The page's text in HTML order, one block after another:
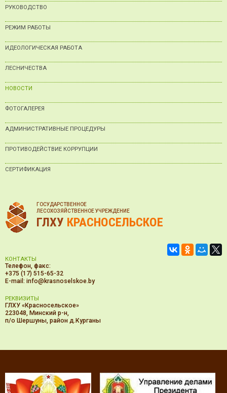
РУКОВОДСТВО
РЕЖИМ РАБОТЫ
ИДЕОЛОГИЧЕСКАЯ РАБОТА
ЛЕСНИЧЕСТВА
НОВОСТИ
ФОТОГАЛЕРЕЯ
АДМИНИСТРАТИВНЫЕ ПРОЦЕДУРЫ
ПРОТИВОДЕЙСТВИЕ КОРРУПЦИИ
СЕРТИФИКАЦИЯ
ГОСУДАРСТВЕННОЕ
ЛЕСОХОЗЯЙСТВЕННОЕ УЧРЕЖДЕНИЕ
ГЛХУ КРАСНОСЕЛЬСКОЕ
КОНТАКТЫ
Телефон, факс:
+375 (17) 515-65-32
E-mail: info@krasnoselskoe.by
РЕКВИЗИТЫ
ГЛХУ «Красносельское»
223048, Минский р-н,
п/о Шершуны, район д.Курганы